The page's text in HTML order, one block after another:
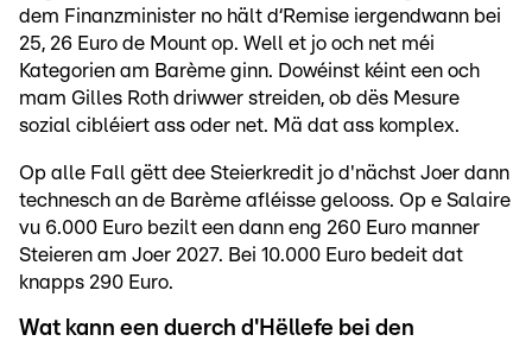
dem Finanzminister no hält d‘Remise iergendwann bei
25, 26 Euro de Mount op. Well et jo och net méi
Kategorien am Barème ginn. Dowéinst kéint een och
mam Gilles Roth driwwer streiden, ob dës Mesure
sozial cibléiert ass oder net. Mä dat ass komplex.
Op alle Fall gëtt dee Steierkredit jo d'nächst Joer dann
technesch an de Barème afléisse gelooss. Op e Salaire
vu 6.000 Euro bezilt een dann eng 260 Euro manner
Steieren am Joer 2027. Bei 10.000 Euro bedeit dat
knapps 290 Euro.
Wat kann een duerch d'Hëllefe bei den